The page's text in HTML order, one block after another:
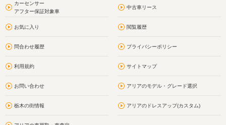
カーセンサー
アフター保証対象車
中古車リース
お気に入り 閲覧履歴
問合わせ履歴 プライバシーポリシー
利用規約 サイトマップ
お問い合わせ アリアのモデル・グレード選択
栃木の街情報 アリアのドレスアップ(カスタム)